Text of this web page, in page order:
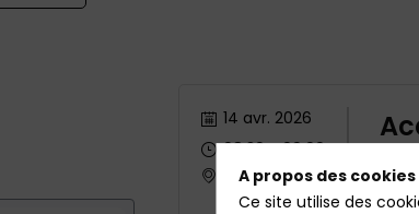
14 avr. 2026
08:30 - 09:00
A propos des
Ce site utilise des